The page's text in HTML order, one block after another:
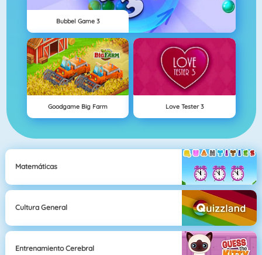
Bubbel Game 3
Goodgame Big Farm Love Tester 3
Matemáticas
Cultura General
Entrenamiento Cerebral